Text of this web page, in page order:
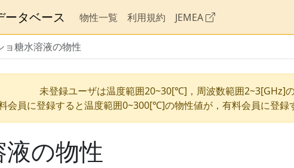
ータベース 物性一覧 利用規約 JEMEA
ョ糖水溶液の物性
未登録ユーザは温度範囲20~30[℃]，周波数範囲2~3[GHz]
会員に登録すると温度範囲0~300[℃]の物性値が，有料会員に登録
の物性